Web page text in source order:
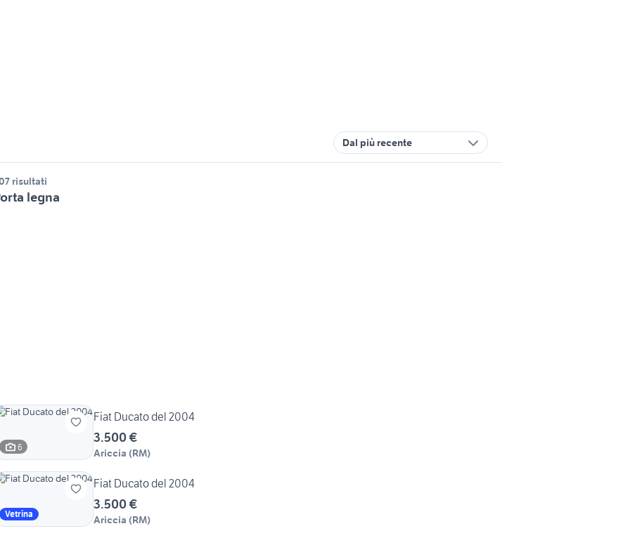
Dal più recente
risultati
legna
6
Fiat Ducato del 2004
3.500 €
Ariccia (RM)
Vetrina
Fiat Ducato del 2004
3.500 €
Ariccia (RM)